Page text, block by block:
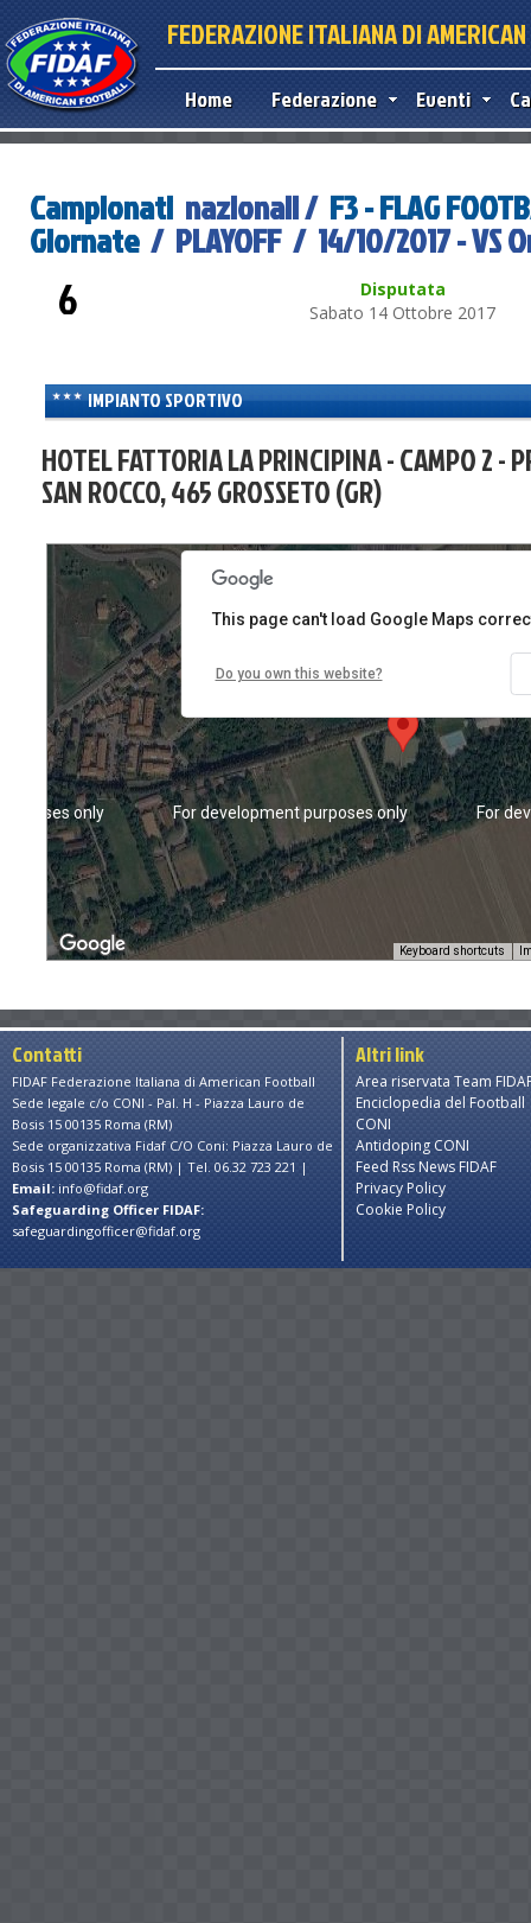
FEDERAZIONE ITALIANA DI
Home Federazione Eventi
Campionati nazionali / F3 - FLAG
Giornate/ PLAYOFF / 14/10/2017 - VS
Disputata
Sabato 14 Ottobre 2017
6
IMPIANTO SPORTIVO
HOTEL FATTORIA LA PRINCIPINA - CAMPO 2 -
SAN ROCCO, 465 GROSSETO (GR)
For development purposes only
For
only
only
For development purposes only
Keyboard shortcuts
This page can't load Google Maps
Do you own this website?
Contatti
FIDAF Federazione Italiana di American Football
Sede legale c/o CONI - Pal. H - Piazza Lauro de
Bosis 15 00135 Roma (RM)
Sede organizzativa Fidaf C/O Coni: Piazza Lauro de
Bosis 15 00135 Roma (RM) | Tel. 06.32 723 221 |
Email: info@fidaf.org
Safeguarding Officer FIDAF:
safeguardingofficer@fidaf.org
Altri link
Area riservata Team
Enciclopedia del Football
CONI
Antidoping CONI
Feed Rss News FIDAF
Privacy Policy
Cookie Policy